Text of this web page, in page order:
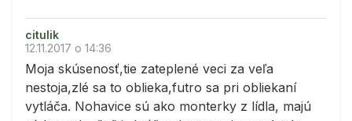
citulik
12.11.2017 o 14:36
Moja skúsenosť,tie zateplené veci za veľa
nestoja,zlé sa to oblieka,futro sa pri obliekaní
vytláča. Nohavice sú ako monterky z lídla, majú